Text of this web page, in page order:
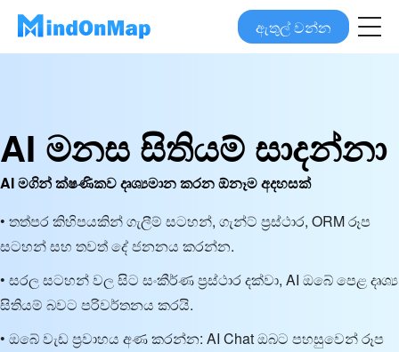
ඇතුල් වන්න
AI මනස සිතියම් සාදන්නා
AI මගින් ක්ෂණිකව දෘශ්‍යමාන කරන ඕනෑම අදහසක්
• තත්පර කිහිපයකින් ගැලීම් සටහන්, ගැන්ට් ප්‍රස්ථාර, ORM රූප
සටහන් සහ තවත් දේ ජනනය කරන්න.
• සරල සටහන් වල සිට සංකීර්ණ ප්‍රස්ථාර දක්වා, AI ඔබේ පෙළ දෘශ්‍ය
සිතියම් බවට පරිවර්තනය කරයි.
• ඔබේ වැඩ ප්‍රවාහය අණ කරන්න: AI Chat ඔබට පහසුවෙන් රූප